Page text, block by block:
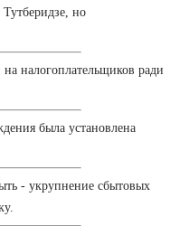
но
налогоплательщиков ради
была установлена
- укрупнение сбытовых